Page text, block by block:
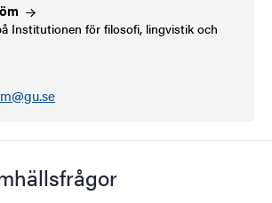
Institutionen för filosofi, lingvistik och